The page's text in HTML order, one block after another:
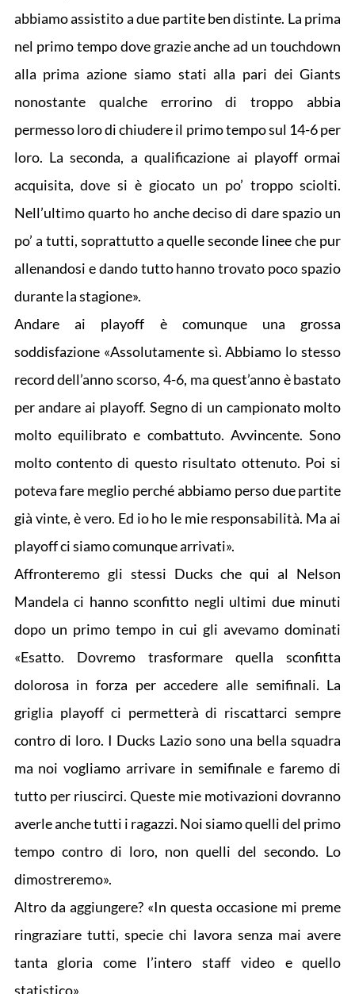
abbiamo assistito a due partite ben distinte. La prima
nel primo tempo dove grazie anche ad un touchdown
alla prima azione siamo stati alla pari dei Giants
nonostante qualche errorino di troppo abbia
permesso loro di chiudere il primo tempo sul 14-6 per
loro. La seconda, a qualificazione ai playoff ormai
acquisita, dove si è giocato un po’ troppo sciolti.
Nell’ultimo quarto ho anche deciso di dare spazio un
po’ a tutti, soprattutto a quelle seconde linee che pur
allenandosi e dando tutto hanno trovato poco spazio
durante la stagione».
Andare ai playoff è comunque una grossa
soddisfazione «Assolutamente sì. Abbiamo lo stesso
record dell’anno scorso, 4-6, ma quest’anno è bastato
per andare ai playoff. Segno di un campionato molto
molto equilibrato e combattuto. Avvincente. Sono
molto contento di questo risultato ottenuto. Poi si
poteva fare meglio perché abbiamo perso due partite
già vinte, è vero. Ed io ho le mie responsabilità. Ma ai
playoff ci siamo comunque arrivati».
Affronteremo gli stessi Ducks che qui al Nelson
Mandela ci hanno sconfitto negli ultimi due minuti
dopo un primo tempo in cui gli avevamo dominati
«Esatto. Dovremo trasformare quella sconfitta
dolorosa in forza per accedere alle semifinali. La
griglia playoff ci permetterà di riscattarci sempre
contro di loro. I Ducks Lazio sono una bella squadra
ma noi vogliamo arrivare in semifinale e faremo di
tutto per riuscirci. Queste mie motivazioni dovranno
averle anche tutti i ragazzi. Noi siamo quelli del primo
tempo contro di loro, non quelli del secondo. Lo
dimostreremo».
Altro da aggiungere? «In questa occasione mi preme
ringraziare tutti, specie chi lavora senza mai avere
tanta gloria come l’intero staff video e quello
statistico».